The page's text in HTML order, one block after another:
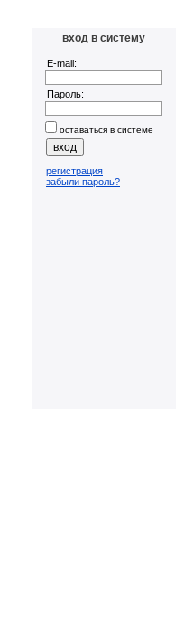
вход в систему
E-mail:
Пароль:
оставаться в системе
регистрация
забыли пароль?